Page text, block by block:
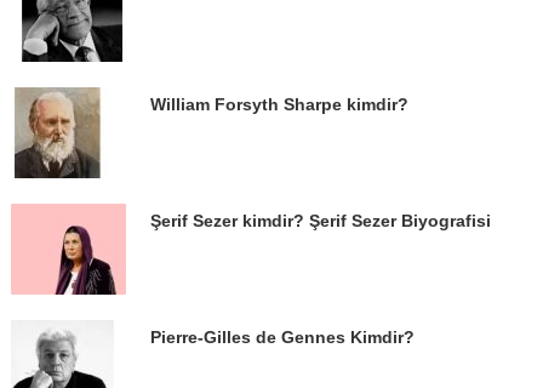
William Forsyth Sharpe kimdir?
Şerif Sezer kimdir? Şerif Sezer Biyografisi
Pierre-Gilles de Gennes Kimdir?